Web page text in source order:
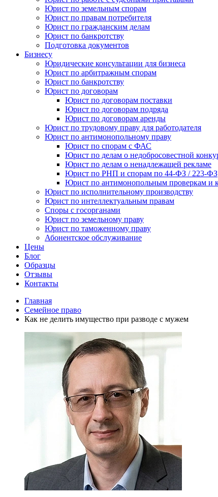
Юрист по земельным спорам
Юрист по правам потребителя
Юрист по гражданским делам
Юрист по банкротству
Подготовка документов
Бизнесу
Юридические консультации для бизнеса
Юрист по арбитражным спорам
Юрист по банкротству
Юрист по договорам
Юрист по договорам поставки
Юрист по договорам подряда
Юрист по договорам аренды
Юрист по трудовому праву для работодателя
Юрист по антимонопольному праву
Юрист по спорам с ФАС
Юрист по делам о недобросовестной
Юрист по делам о ненадлежащей рекламе
Юрист по РНП и спорам по 44-ФЗ / 223-ФЗ
Юрист по антимонопольным проверкам и
Юрист по исполнительному производству
Юрист по интеллектуальным правам
Споры с госорганами
Юрист по земельному праву
Юрист по таможенному праву
Абонентское обслуживание
Цены
Блог
Образцы
Отзывы
Контакты
Главная
Семейное право
Как не делить имущество при разводе с мужем